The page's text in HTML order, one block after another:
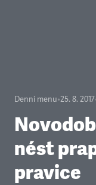
Denní menu•25. 8. 2017
nést
pravice